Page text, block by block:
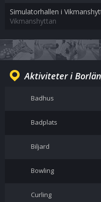
Simulatorhallen i
Vikmanshyttan
Aktiviteter i
Badhus
Badplats
Biljard
Bowling
Curling